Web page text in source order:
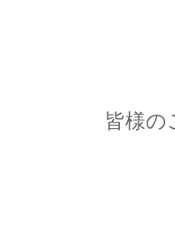
皆様の